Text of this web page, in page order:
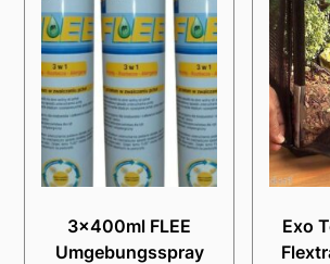
3x400ml FLEE
Umgebungsspray
Exo